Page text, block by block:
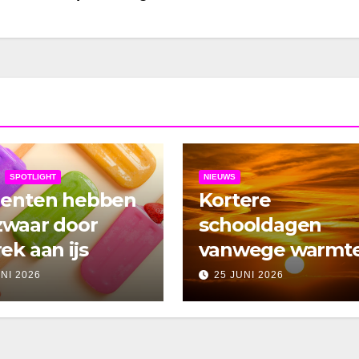
SPOTLIGHT
hebben
door
aan ijs
2026
NIEUWS
Kortere
schooldagen
vanwege
25 JUNI 2026